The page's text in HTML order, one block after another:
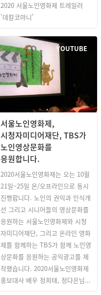
2020 서울노인영화제 트레일러
'데칼코마니'
YOUTUBE
서울노인영화제,
시청자미디어재단, TBS가
노인영상문화를
응원합니다.
2020서울노인영화제는 오는 10월
21일~25일 온/오프라인으로 동시
진행합니다. 노인의 권익과 인식개
선 그리고 시니어들의 영상문화를
응원하는 서울노인영화제와 시청
자미디어재단, 그리고 온라인 영화
제를 함께하는 TBS가 함께 노인영
상문화를 응원하는 공익광고를 제
작했습니다. 2020서울노인영화제
홍보대사 배우 정희태, 정다은님...